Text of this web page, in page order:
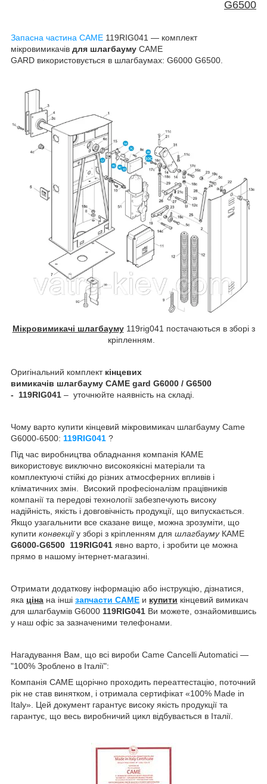
G6500
Запасна частина CAME 119RIG041 — комплект
мікровимикачів для шлагбауму CAME
GARD використовується в шлагбаумах: G6000 G6500.
Мікровимикачі шлагбауму119rig041 постачаються в зборі з
кріпленням.
Оригінальний комплект кінцевих
вимикачів шлагбауму CAME gard G6000 / G6500
- 119RIG041 – уточнюйте наявність на складі.
Чому варто купити кінцевий мікровимикач шлагбауму Came
G6000-6500: 119RIG041 ?
Під час виробництва обладнання компанія КАМЕ
використовує виключно високоякісні матеріали та
комплектуючі стійкі до різних атмосферних впливів і
кліматичних змін. Високий професіоналізм працівників
компанії та передові технології забезпечують високу
надійність, якість і довговічність продукції, що випускається.
Якщо узагальнити все сказане вище, можна зрозуміти, що
купити конвекціїу зборі з кріпленням для шлагбаумуКАМЕ
G6000-G6500 119RIG041 явно варто, і зробити це можна
прямо в нашому інтернет-магазині.
Отримати додаткову інформацію або інструкцію, дізнатися,
яка ціна на інші запчасти CAME и купити кінцевий вимикач
для шлагбаумів G6000 119RIG041 Ви можете, ознайомившись
у наш офіс за зазначеними телефонами.
Нагадування Вам, що всі вироби Came Cancelli Automatici —
"100% Зроблено в Італії":
Компанія CAME щорічно проходить переаттестацію, поточний
рік не став винятком, і отримала сертифікат «100% Made in
Italy». Цей документ гарантує високу якість продукції та
гарантує, що весь виробничий цикл відбувається в Італії.